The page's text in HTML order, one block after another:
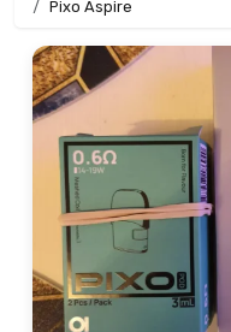
Pixo Aspire